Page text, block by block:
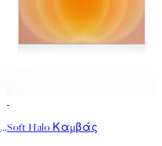
Studio Vreeken - Cheers ΚαμβάςSoft Halo Καμβάς